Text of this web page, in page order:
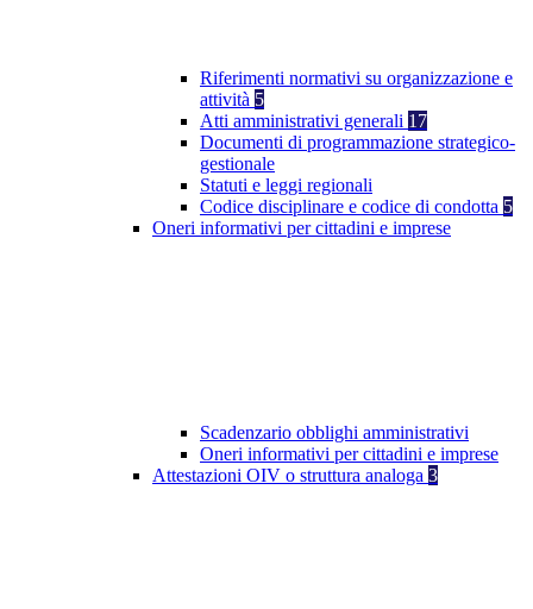
Riferimenti normativi su organizzazione e
attività 5
Atti amministrativi generali 17
Documenti di programmazione strategico-
gestionale
Statuti e leggi regionali
Codice disciplinare e codice di condotta 5
Oneri informativi per cittadini e imprese
Scadenzario obblighi amministrativi
Oneri informativi per cittadini e imprese
Attestazioni OIV o struttura analoga 3